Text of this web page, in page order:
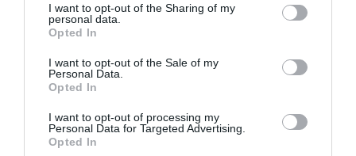
I want to opt-out of the Sharing of my
personal data.
Opted In
I want to opt-out of the Sale of my
Personal Data.
Opted In
I want to opt-out of processing my
Personal Data for Targeted Advertising.
Opted In
Extinguido el incendio de Rosell
BORJA PEDRÓS
Un narrador marinero revive la historia
09/07/2026